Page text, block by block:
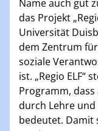
Name auch gut
das Projekt
Universität
dem Zentrum
soziale
ist. „Regio ELF“
Programm,
durch Lehre und
bedeutet. Damit